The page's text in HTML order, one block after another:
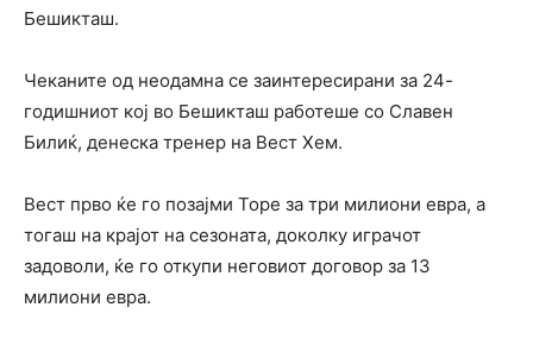
Бешикташ.
Чеканите од неодамна се заинтересирани за 24-
годишниот кој во Бешикташ работеше со Славен
Билиќ, денеска тренер на Вест Хем.
Вест прво ќе го позајми Торе за три милиони евра, а
тогаш на крајот на сезоната, доколку играчот
задоволи, ќе го откупи неговиот договор за 13
милиони евра.